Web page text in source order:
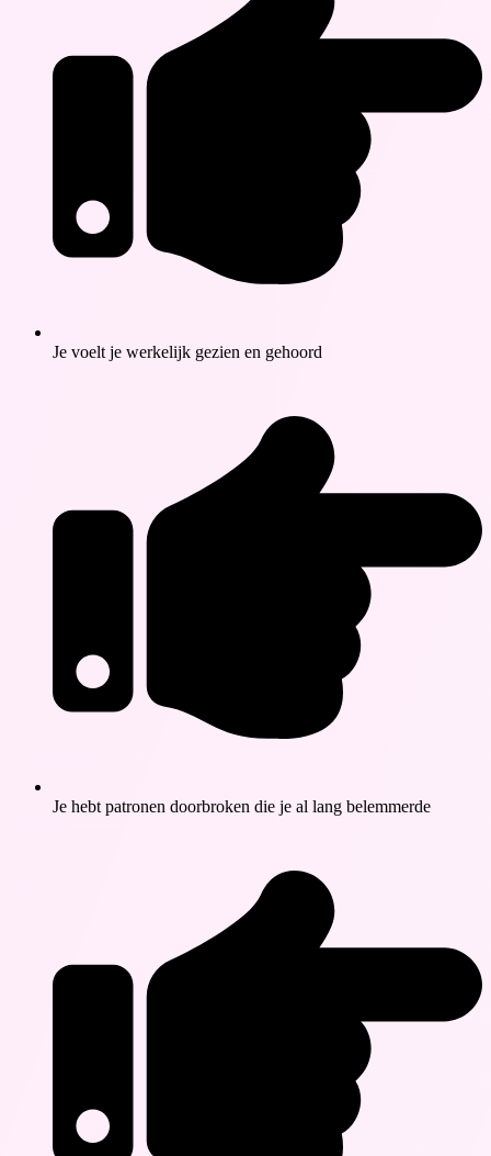
Je voelt je werkelijk gezien en gehoord
Je hebt patronen doorbroken die je al lang belemmerde